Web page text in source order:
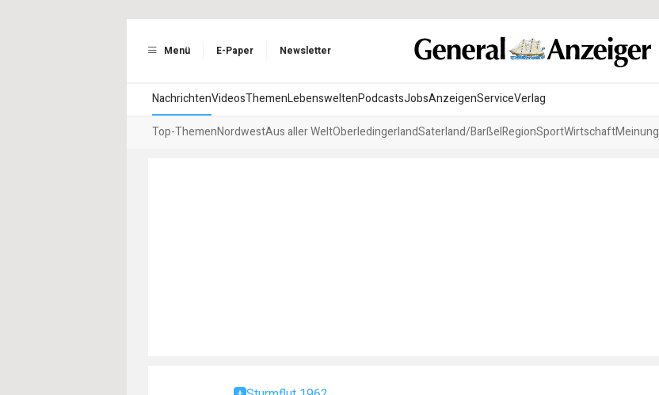
Menü E-Paper Newsletter
NachrichtenVideosThemenLebensweltenPodcastsJobsAnzeigenServiceVerlag
Top-ThemenNordwestAus aller WeltOberledingerlandSaterland/BarßelRegionSportWirtschaftMeinung